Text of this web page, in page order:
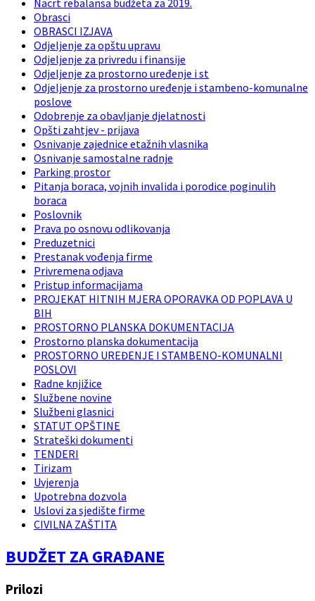
Obrasci
OBRASCI IZJAVA
Odjeljenje za opštu upravu
Odjeljenje za privredu i finansije
Odjeljenje za prostorno uređenje i st
Odjeljenje za prostorno uređenje i stambeno-komunalne
poslove
Odobrenje za obavljanje djelatnosti
Opšti zahtjev - prijava
Osnivanje zajednice etažnih vlasnika
Osnivanje samostalne radnje
Parking prostor
Pitanja boraca, vojnih invalida i porodice poginulih
boraca
Poslovnik
Prava po osnovu odlikovanja
Preduzetnici
Prestanak vođenja firme
Privremena odjava
Pristup informacijama
PROJEKAT HITNIH MJERA OPORAVKA OD POPLAVA U
BIH
PROSTORNO PLANSKA DOKUMENTACIJA
Prostorno planska dokumentacija
PROSTORNO UREĐENJE I STAMBENO-KOMUNALNI
POSLOVI
Radne knjižice
Službene novine
Službeni glasnici
STATUT OPŠTINE
Strateški dokumenti
TENDERI
Tirizam
Uvjerenja
Upotrebna dozvola
Uslovi za sjedište firme
CIVILNA ZAŠTITA
BUDŽET ZA GRAĐANE
Prilozi